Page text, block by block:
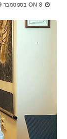
ON 8 בספטמבר 2019